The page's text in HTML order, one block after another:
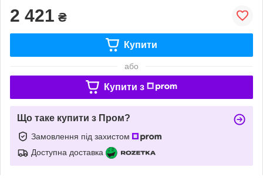
2 421 ₴
Купити
або
Купити з
Що таке купити з Пром?
Замовлення під захистом
Доступна доставка